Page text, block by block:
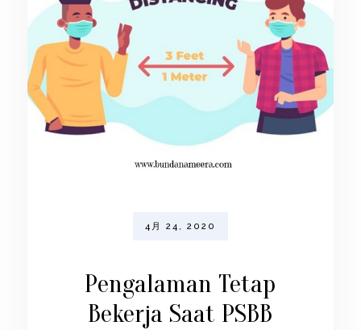
4月 24, 2020
Pengalaman Tetap
Bekerja Saat PSBB